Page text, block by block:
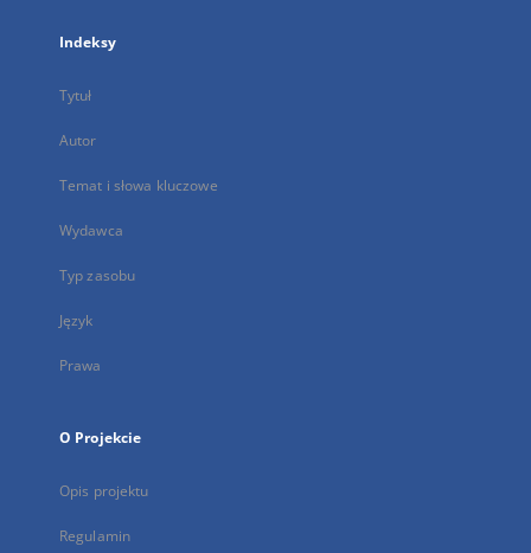
Indeksy
Tytuł
Autor
Temat i słowa kluczowe
Wydawca
Typ zasobu
Język
Prawa
O Projekcie
Opis projektu
Regulamin